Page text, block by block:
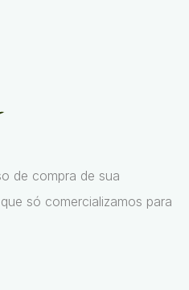
de compra de sua
só comercializamos para